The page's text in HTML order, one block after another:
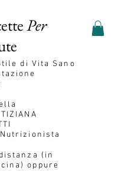
Per
di Vita Sano
TIZIANA
(in
oppure